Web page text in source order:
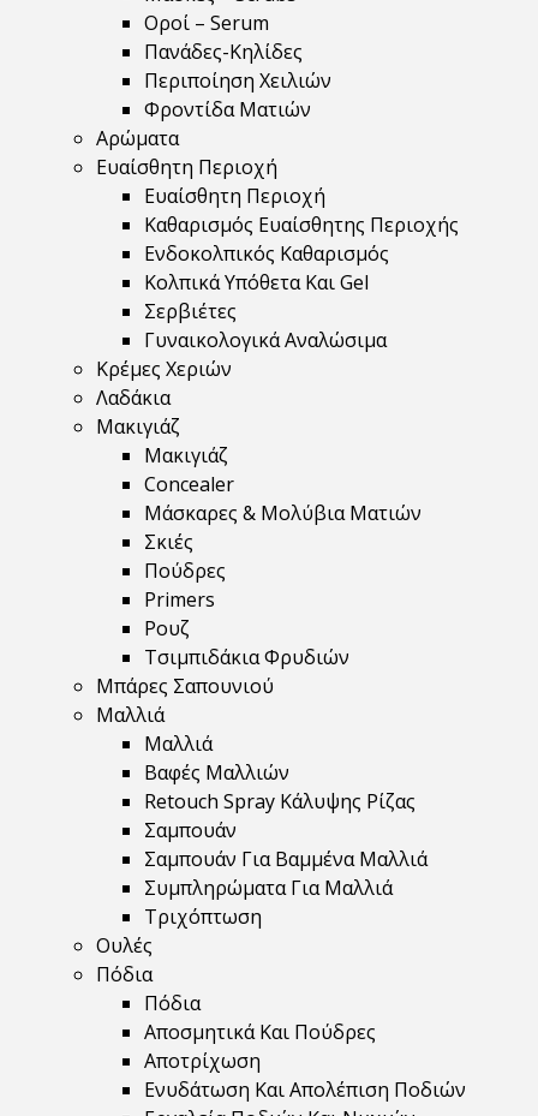
Οροί – Serum
Πανάδες-Κηλίδες
Περιποίηση Χειλιών
Φροντίδα Ματιών
Αρώματα
Ευαίσθητη Περιοχή
Ευαίσθητη Περιοχή
Καθαρισμός Ευαίσθητης Περιοχής
Ενδοκολπικός Καθαρισμός
Κολπικά Υπόθετα Και Gel
Σερβιέτες
Γυναικολογικά Αναλώσιμα
Κρέμες Χεριών
Λαδάκια
Μακιγιάζ
Μακιγιάζ
Concealer
Μάσκαρες & Μολύβια Ματιών
Σκιές
Πούδρες
Primers
Ρουζ
Τσιμπιδάκια Φρυδιών
Μπάρες Σαπουνιού
Μαλλιά
Μαλλιά
Βαφές Μαλλιών
Retouch Spray Κάλυψης Ρίζας
Σαμπουάν
Σαμπουάν Για Βαμμένα Μαλλιά
Συμπληρώματα Για Μαλλιά
Τριχόπτωση
Ουλές
Πόδια
Πόδια
Αποσμητικά Και Πούδρες
Αποτρίχωση
Ενυδάτωση Και Απολέπιση Ποδιών